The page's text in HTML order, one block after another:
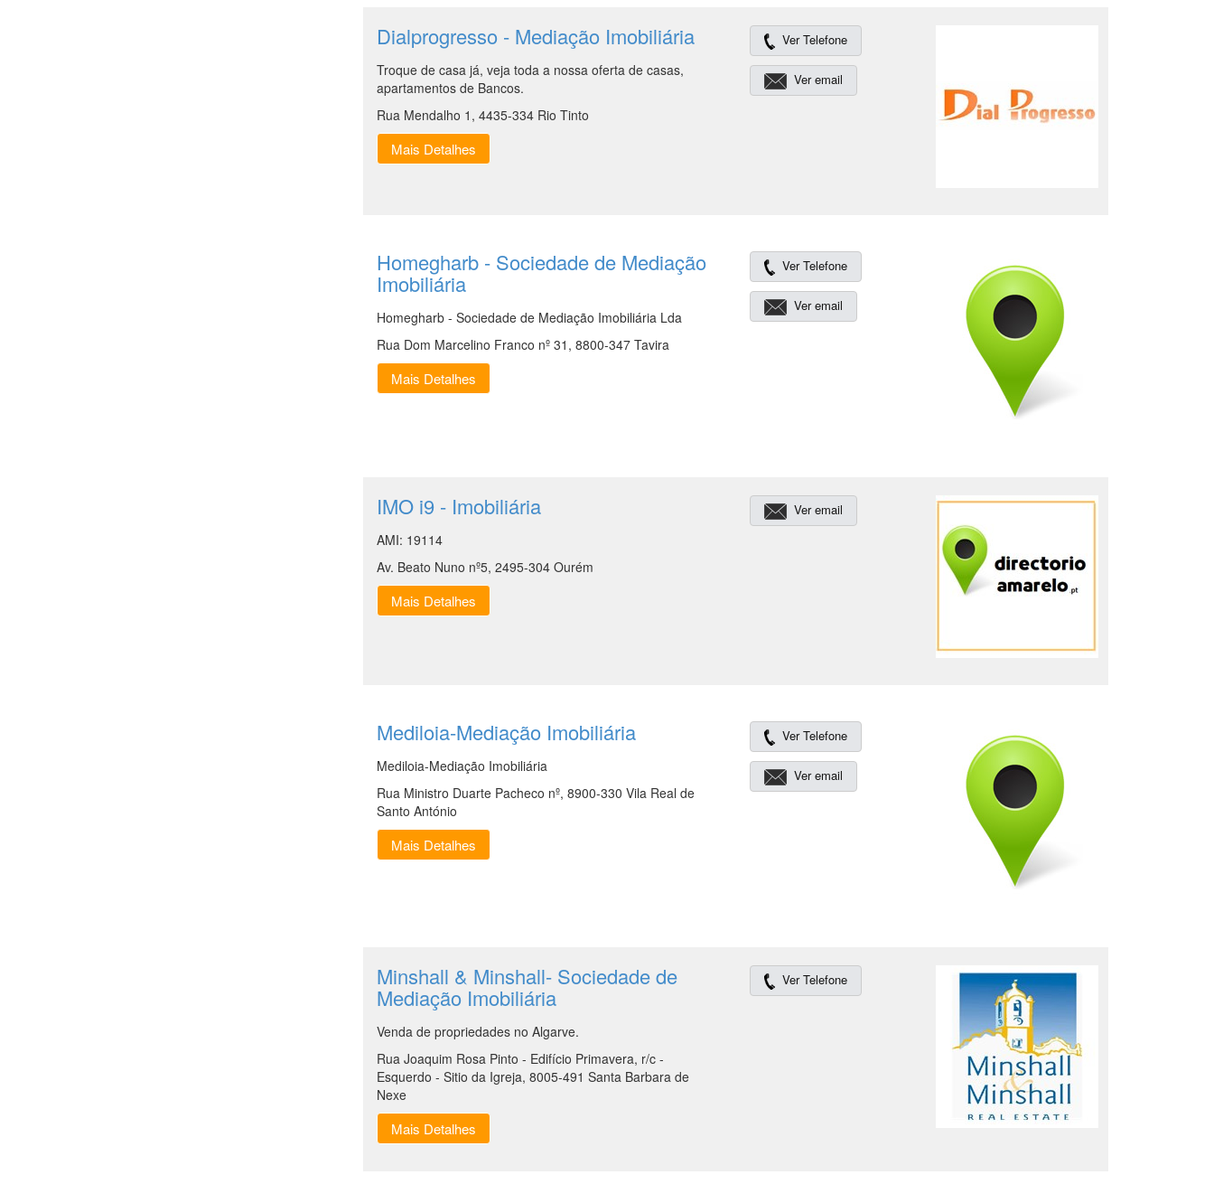
Dialprogresso - Mediação Imobiliária
Troque de casa já, veja toda a nossa oferta de casas,
apartamentos de Bancos.
Rua Mendalho 1, 4435-334 Rio Tinto
Mais Detalhes
Ver Telefone
Ver email
Homegharb - Sociedade de Mediação
Imobiliária
Homegharb - Sociedade de Mediação Imobiliária Lda
Rua Dom Marcelino Franco nº 31, 8800-347 Tavira
Mais Detalhes
Ver Telefone
Ver email
IMO i9 - Imobiliária
AMI: 19114
Av. Beato Nuno nº5, 2495-304 Ourém
Mais Detalhes
Ver email
Mediloia-Mediação Imobiliária
Mediloia-Mediação Imobiliária
Rua Ministro Duarte Pacheco nº, 8900-330 Vila Real de
Santo António
Mais Detalhes
Ver Telefone
Ver email
Minshall & Minshall- Sociedade de
Mediação Imobiliária
Venda de propriedades no Algarve.
Rua Joaquim Rosa Pinto - Edifício Primavera, r/c -
Esquerdo - Sitio da Igreja, 8005-491 Santa Barbara de
Nexe
Mais Detalhes
Ver Telefone